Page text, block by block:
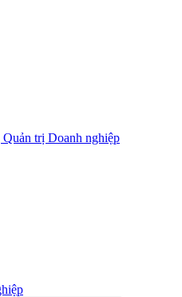
trị Doanh nghiệp